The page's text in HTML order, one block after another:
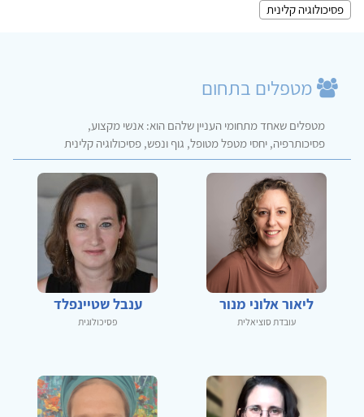
פסיכולוגיה קלינית
מטפלים בתחום
מטפלים שאחד מתחומי העניין שלהם הוא: אנשי מקצוע,
פסיכותרפיה, יחסי מטפל מטופל, גוף ונפש, פסיכולוגיה קלינית
ליאור אלוני מנור
עובדת סוציאלית
ענבל שטיינפלד
פסיכולוגית